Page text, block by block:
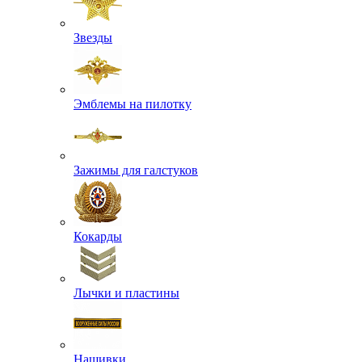
Буквы, Якоря
Эмблемы на пилотку
Зажимы для галстуков